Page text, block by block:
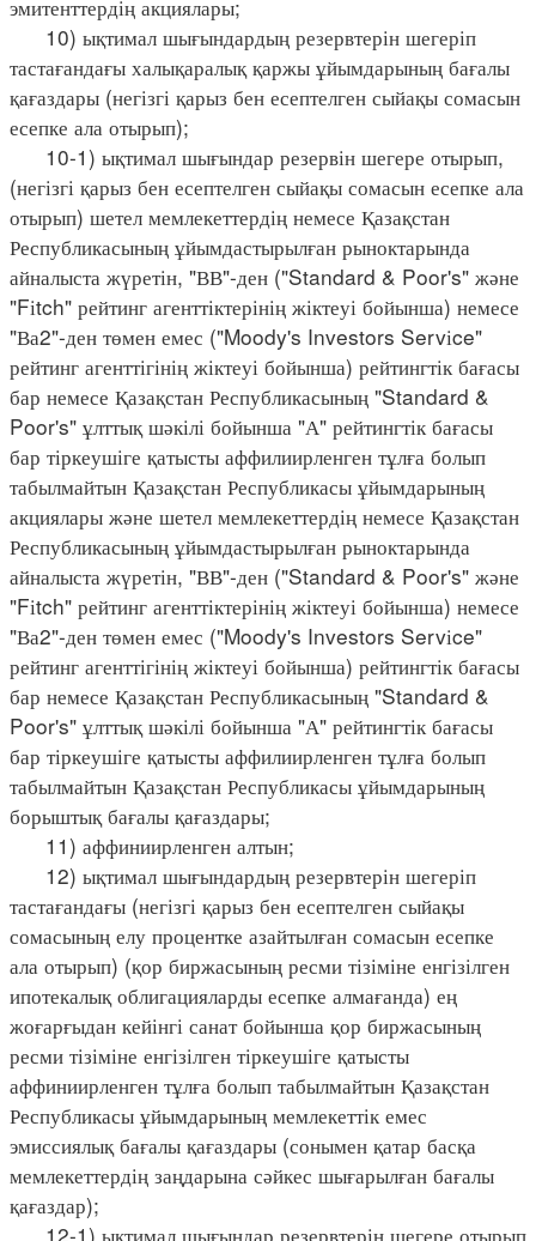
эмитенттердің акциялары;
10) ықтимал шығындардың резервтерін шегеріп
тастағандағы халықаралық қаржы ұйымдарының бағалы
қағаздары (негізгі қарыз бен есептелген сыйақы сомасын
есепке ала отырып);
10-1) ықтимал шығындар резервін шегере отырып,
(негізгі қарыз бен есептелген сыйақы сомасын есепке ала
отырып) шетел мемлекеттердің немесе Қазақстан
Республикасының ұйымдастырылған рыноктарында
айналыста жүретін, "ВВ"-ден ("Standard & Poor's" және
"Fіtch" рейтинг агенттіктерінің жіктеуі бойынша) немесе
"Ва2"-ден төмен емес ("Moody's Investors Servіce"
рейтинг агенттігінің жіктеуі бойынша) рейтингтік бағасы
бар немесе Қазақстан Республикасының "Standard &
Poor's" ұлттық шәкілі бойынша "А" рейтингтік бағасы
бар тіркеушіге қатысты аффилиирленген тұлға болып
табылмайтын Қазақстан Республикасы ұйымдарының
акциялары және шетел мемлекеттердің немесе Қазақстан
Республикасының ұйымдастырылған рыноктарында
айналыста жүретін, "ВВ"-ден ("Standard & Poor's" және
"Fіtch" рейтинг агенттіктерінің жіктеуі бойынша) немесе
"Ва2"-ден төмен емес ("Moody's Investors Servіce"
рейтинг агенттігінің жіктеуі бойынша) рейтингтік бағасы
бар немесе Қазақстан Республикасының "Standard &
Poor's" ұлттық шәкілі бойынша "А" рейтингтік бағасы
бар тіркеушіге қатысты аффилиирленген тұлға болып
табылмайтын Қазақстан Республикасы ұйымдарының
борыштық бағалы қағаздары;
11) аффиниирленген алтын;
12) ықтимал шығындардың резервтерін шегеріп
тастағандағы (негізгі қарыз бен есептелген сыйақы
сомасының елу процентке азайтылған сомасын есепке
ала отырып) (қор биржасының ресми тізіміне енгізілген
ипотекалық облигацияларды есепке алмағанда) ең
жоғарғыдан кейінгі санат бойынша қор биржасының
ресми тізіміне енгізілген тіркеушіге қатысты
аффиниирленген тұлға болып табылмайтын Қазақстан
Республикасы ұйымдарының мемлекеттік емес
эмиссиялық бағалы қағаздары (сонымен қатар басқа
мемлекеттердің заңдарына сәйкес шығарылған бағалы
қағаздар);
12-1) ықтимал шығындар резервтерін шегере отырып